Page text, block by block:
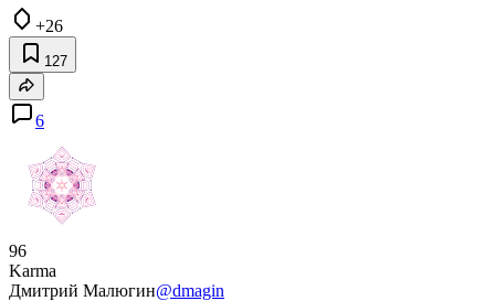
+26
127
6
96
Karma
Дмитрий Малюгин@dmagin